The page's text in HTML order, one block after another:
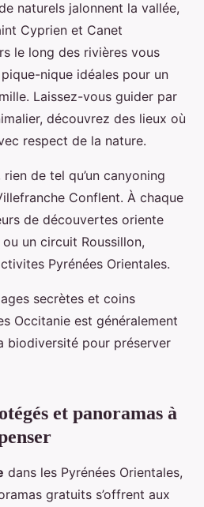
naturels jalonnent la vallée,
Cyprien et Canet
le long des rivières vous
nique idéales pour un
Laissez-vous guider par
découvrez des lieux où
respect de la nature.
de tel qu’un canyoning
Conflent. À chaque
de découvertes oriente
un circuit Roussillon,
Pyrénées Orientales.
secrètes et coins
Occitanie est généralement
biodiversité pour préserver
et panoramas à
dans les Pyrénées Orientales,
gratuits s’offrent aux